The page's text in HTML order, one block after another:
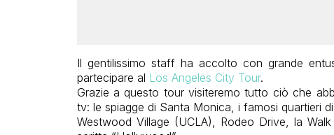
Il gentilissimo staff ha accolto con grande
partecipare al Los Angeles City Tour.
Grazie a questo tour visiteremo tutto ciò che
tv: le spiagge di Santa Monica, i famosi quartieri
Westwood Village (UCLA), Rodeo Drive, la